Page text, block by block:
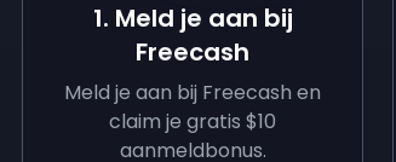
1. Meld je aan bij
Freecash
Meld je aan bij Freecash en
claim je gratis $10
aanmeldbonus.